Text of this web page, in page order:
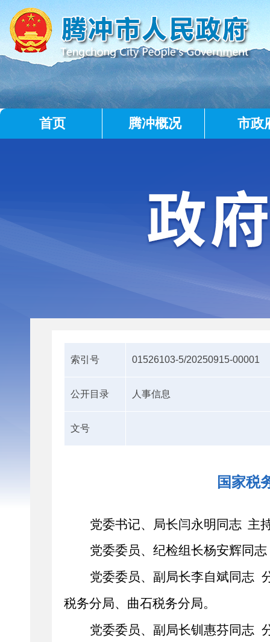
首页 腾冲概况 市政
索引号 01526103-5/20250915-00001
公开目录 人事信息
文号
国家税
党委书记、局长闫永明同志 主
党委委员、纪检组长杨安辉同志
党委委员、副局长李自斌同志
税务分局、 曲石税务分局。
党委委员、副局长钏惠芬同志